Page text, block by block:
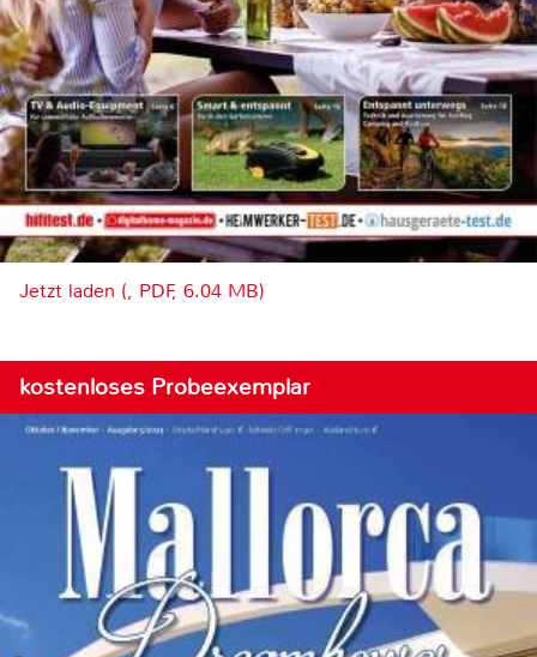
Jetzt laden (, PDF, 6.04 MB)
kostenloses Probeexemplar